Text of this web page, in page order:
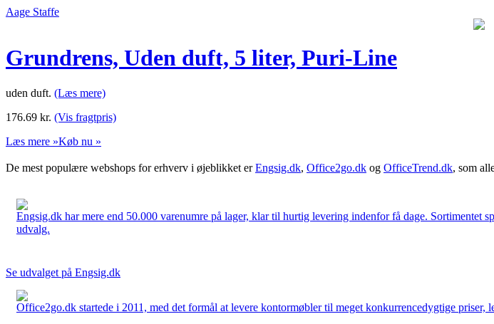
Aage Staffe
Grundrens, Uden duft, 5 liter, Puri-Line
uden duft. (Læs mere)
176.69 kr. (Vis fragtpris)
Læs mere »Køb nu »
De mest populære webshops for erhverv i øjeblikket erEngsig.dk, Office2go.dk og OfficeTrend.dk, som
Engsig.dk har mere end 50.000 varenumre på lager, klar til hurtig levering indenfor få dage.
udvalg.
Se udvalget på Engsig.dk
Office2go.dk startede i 2011, med det formål at levere kontormøbler til meget konkurrencedygtige priser,